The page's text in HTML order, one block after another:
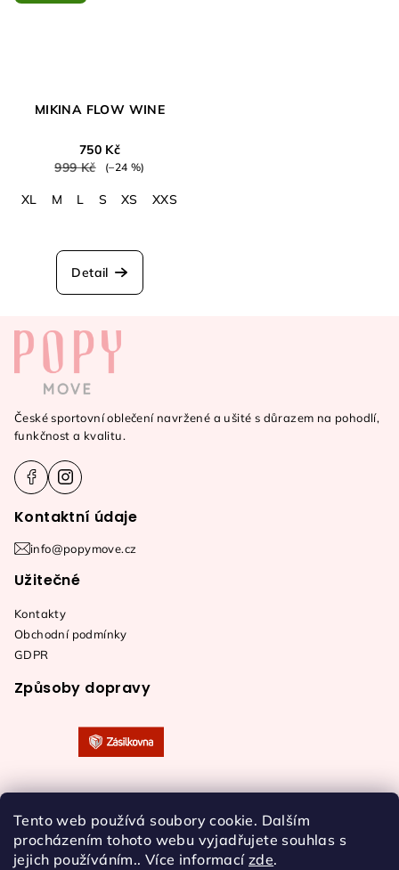
Tento web používá soubory cookie. Dalším
procházením tohoto webu vyjadřujete souhlas s
jejich používáním.. Více informací zde.
MIKINA FLOW WINE
750 Kč
999 Kč
(–24 %)
XL M L S XS XXS
Detail
České sportovní oblečení navržené a ušité s důrazem na pohodlí,
funkčnost a kvalitu.
Kontaktní údaje
info@popymove.cz
Užitečné
Kontakty
Obchodní podmínky
GDPR
Způsoby dopravy